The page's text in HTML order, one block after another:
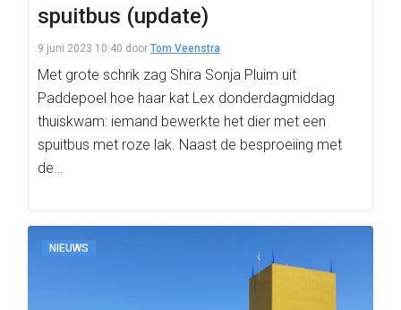
spuitbus (update)
9 juni 2023 10:40 door Tom Veenstra
Met grote schrik zag Shira Sonja Pluim uit
Paddepoel hoe haar kat Lex donderdagmiddag
thuiskwam: iemand bewerkte het dier met een
spuitbus met roze lak. Naast de besproeiing met
de…
NIEUWS